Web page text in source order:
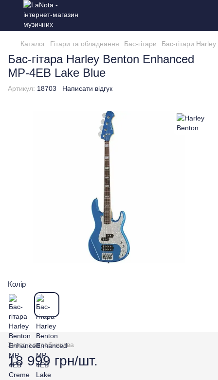
Каталог Гітари та обладнання Бас-гітари Бас-гітари
Бас-гітара Harley Benton Enhanced
MP-4EB Lake Blue
Артикул: 18703 Написати відгук
Колір
Знято з виробництва
18 999 грн/шт.